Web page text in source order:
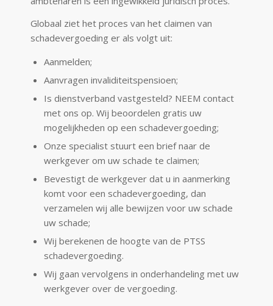
Globaal ziet het proces van het claimen van
schadevergoeding er als volgt uit:
Aanmelden;
Aanvragen invaliditeitspensioen;
Is dienstverband vastgesteld? NEEM contact
met ons op. Wij beoordelen gratis uw
mogelijkheden op een schadevergoeding;
Onze specialist stuurt een brief naar de
werkgever om uw schade te claimen;
Bevestigt de werkgever dat u in aanmerking
komt voor een schadevergoeding, dan
verzamelen wij alle bewijzen voor uw schade
uw schade;
Wij berekenen de hoogte van de PTSS
schadevergoeding.
Wij gaan vervolgens in onderhandeling met uw
werkgever over de vergoeding.